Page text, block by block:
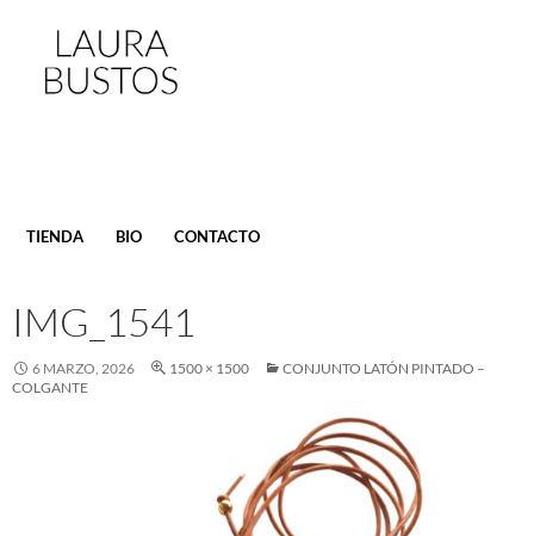
AL
TIENDA BIO CONTACTO
IMG_1541
6 MARZO, 2026 1500 × 1500
CONJUNTO LATÓN PINTADO –
COLGANTE